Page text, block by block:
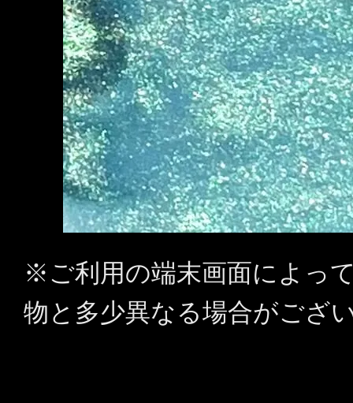
※ご利用の端末画面によっ
物と多少異なる場合がござ